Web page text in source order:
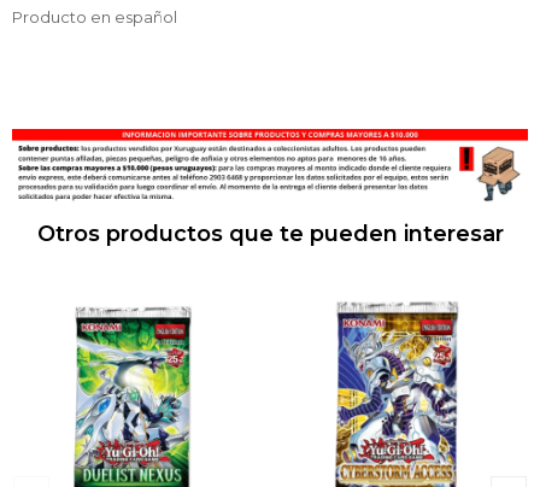
Producto en español
Otros productos que te pueden interesar